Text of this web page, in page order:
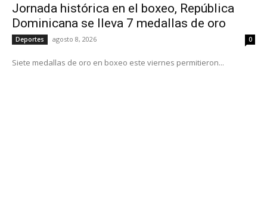
Jornada histórica en el boxeo, República
Dominicana se lleva 7 medallas de oro
Deportes agosto 8, 2026 0
Siete medallas de oro en boxeo este viernes permitieron...